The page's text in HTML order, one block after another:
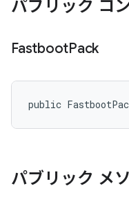
パブリック コ
FastbootPack
public
パブリック メ